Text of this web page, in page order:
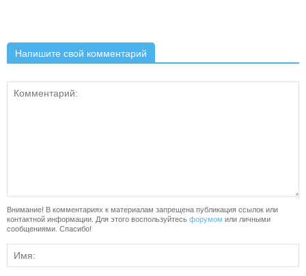
Напишите свой комментарий
Внимание! В комментариях к материалам запрещена публикация ссылок или
контактной информации. Для этого воспользуйтесь форумом или личными
сообщениями. Спасибо!